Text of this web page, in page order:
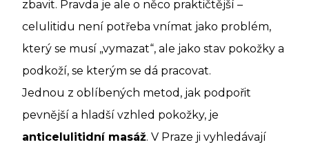
zbavit. Pravda je ale o něco praktičtější –
celulitidu není potřeba vnímat jako problém,
který se musí „vymazat“, ale jako stav pokožky a
podkoží, se kterým se dá pracovat.
Jednou z oblíbených metod, jak podpořit
pevnější a hladší vzhled pokožky, je
anticelulitidní masáž. V Praze ji vyhledávají